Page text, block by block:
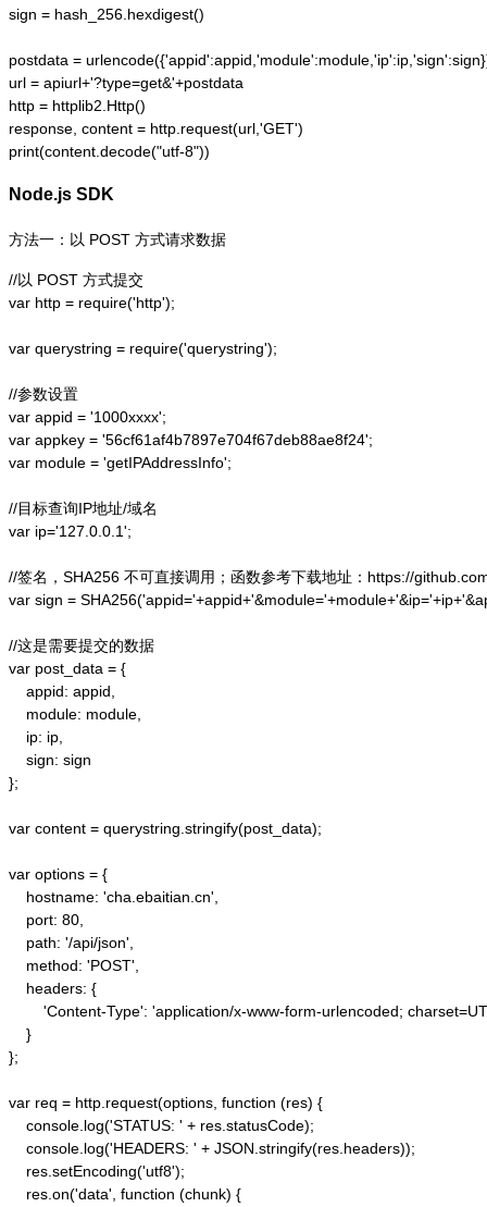
sign = hash_256.hexdigest()
postdata =
url = apiurl+'?type=get&'+postdata
http = httplib2.Http()
response, content = http.request(url,'GET')
print(content.decode("utf-8"))
Node.js SDK
方法一：以 POST 方式请求数据
//以 POST 方式提交
var http = require('http');
var querystring = require('querystring');
//参数设置
var appid = '1000xxxx';
var appkey = '56cf61af4b7897e704f67deb88ae8f24';
var module = 'getIPAddressInfo';
//目标查询IP地址/域名
var ip='127.0.0.1';
//签名，SHA256 不可直接调用；函数参考下载地址：https://
var sign =
//这是需要提交的数据
var post_data = {
    appid: appid,
    module: module,
    ip: ip,
    sign: sign
};
var content = querystring.stringify(post_data);
var options = {
    hostname: 'cha.ebaitian.cn',
    port: 80,
    path: '/api/json',
    method: 'POST',
    headers: {
'Content-Type': 'application/x-www-form-urlencoded;
    }
};
var req = http.request(options, function (res) {
    console.log('STATUS: ' + res.statusCode);
    console.log('HEADERS: ' + JSON.stringify(res.headers));
    res.setEncoding('utf8');
    res.on('data', function (chunk) {